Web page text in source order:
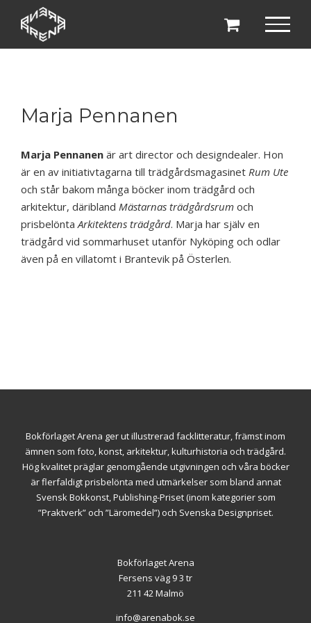
Fortsätt
innehållet
Marja Pennanen
Marja Pennanen är art director och designdealer. Hon
är en av initiativtagarna till trädgårdsmagasinet Rum Ute
och står bakom många böcker inom trädgård och
arkitektur, däribland Mästarnas trädgårdsrum och
prisbelöntaArkitektens trädgård. Marja har själv en
trädgård vid sommarhuset utanför Nyköping och odlar
även på en villatomt i Brantevik på Österlen.
Bokförlaget Arena ger ut illustrerad facklitteratur, främst inom
ämnen som foto, konst, arkitektur, kulturhistoria och trädgård.
Hög kvalitet präglar genomgående utgivningen och våra böcker
är flerfaldigt prisbelönta med utmärkelser som bland annat
Svensk Bokkonst, Publishing-Priset (inom kategorier som
”Praktverk” och ”Läromedel”) och Svenska Designpriset.
Bokförlaget Arena
Fersens väg 9 3 tr
211 42 Malmö
info@arenabok.se